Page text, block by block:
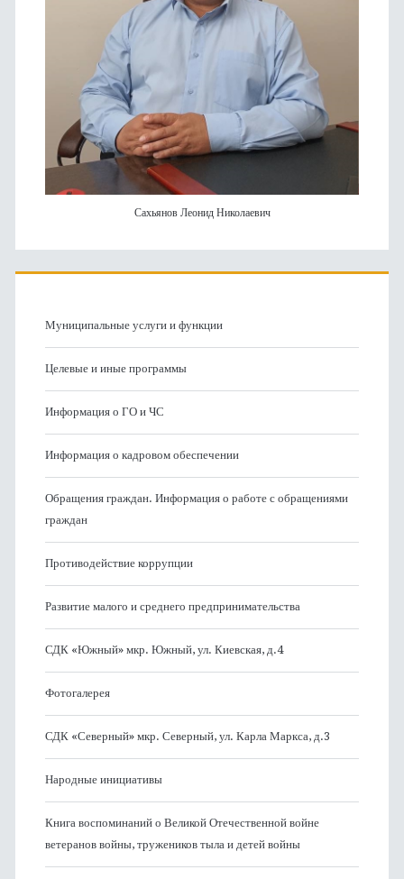
Сахьянов Леонид Николаевич
Муниципальные услуги и функции
Целевые и иные программы
Информация о ГО и ЧС
Информация о кадровом обеспечении
Обращения граждан. Информация о работе с обращениями
граждан
Противодействие коррупции
Развитие малого и среднего предпринимательства
СДК «Южный» мкр. Южный, ул. Киевская, д.4
Фотогалерея
СДК «Северный» мкр. Северный, ул. Карла Маркса, д.3
Народные инициативы
Книга воспоминаний о Великой Отечественной войне
ветеранов войны, тружеников тыла и детей войны